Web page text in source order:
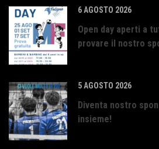
6 AGOSTO 2026
Open day aperti a
provare il nostro
5 AGOSTO 2026
Diventa nostro
insieme!